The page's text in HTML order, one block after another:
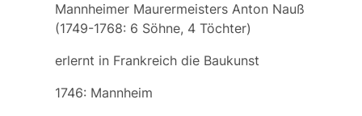
Mannheimer Maurermeisters Anton Nauß
(1749-1768: 6 Söhne, 4 Töchter)
erlernt in Frankreich die Baukunst
1746: Mannheim